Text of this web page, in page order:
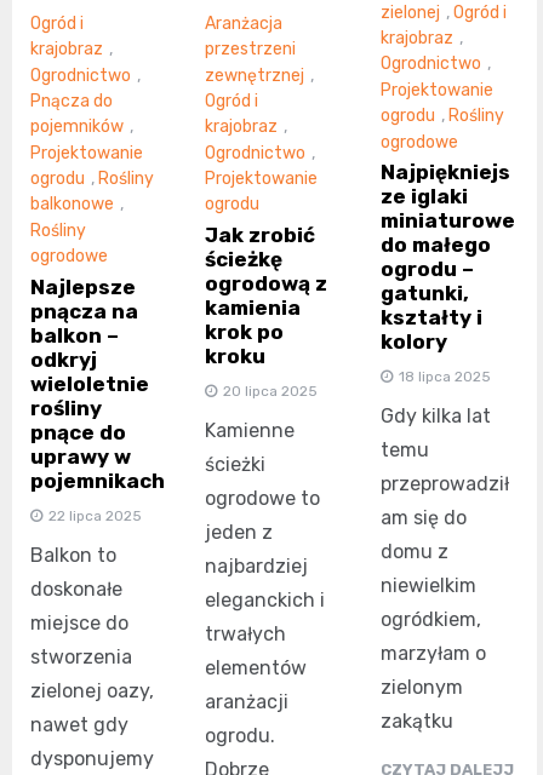
Ogród i
krajobraz ,
Ogrodnictwo ,
Pnącza do
pojemników ,
Projektowanie
ogrodu , Rośliny
balkonowe ,
Rośliny
ogrodowe
Najlepsze
pnącza na
balkon –
odkryj
wieloletnie
rośliny
pnące do
uprawy w
pojemnikach
22 lipca 2025
Balkon to
doskonałe
miejsce do
stworzenia
zielonej oazy,
nawet gdy
dysponujemy
Aranżacja
przestrzeni
zewnętrznej ,
Ogród i
krajobraz ,
Ogrodnictwo ,
Projektowanie
ogrodu
Jak zrobić
ścieżkę
ogrodową z
kamienia
krok po
kroku
20 lipca 2025
Kamienne
ścieżki
ogrodowe to
jeden z
najbardziej
eleganckich i
trwałych
elementów
aranżacji
ogrodu.
Dobrze
zielonej ,Ogród i
krajobraz ,
Ogrodnictwo ,
Projektowanie
ogrodu , Rośliny
ogrodowe
Najpiękniejs
ze iglaki
miniaturowe
do małego
ogrodu –
gatunki,
kształty i
kolory
18 lipca 2025
Gdy kilka lat
temu
przeprowadził
am się do
domu z
niewielkim
ogródkiem,
marzyłam o
zielonym
zakątku
CZYTAJ DALEJJ